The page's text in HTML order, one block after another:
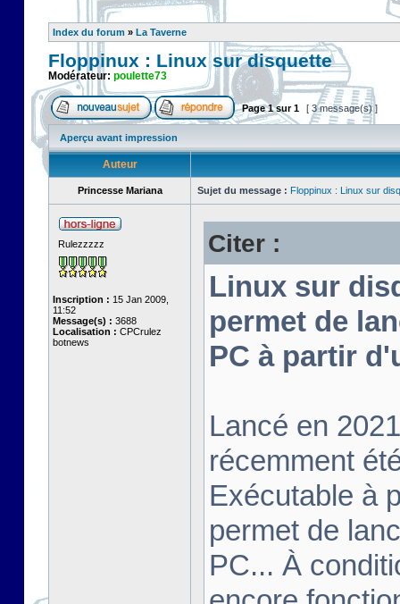
Index du forum » La Taverne
Floppinux : Linux sur disquette
Modérateur: poulette73
Page1sur1 [ 3 message(s) ]
Aperçu avant impression
Auteur
Princesse Mariana Sujet du message : Floppinux : Linux sur
Rulezzzzz
Inscription : 15 Jan 2009,
11:52
Message(s) : 3688
Localisation : CPCrulez
botnews
Citer :
Linux sur
permet de
PC à partir
Lancé en
récemment
Exécutable à
permet de
PC... À